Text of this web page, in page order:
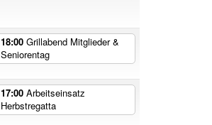
18:00 Grillabend Mitglieder &
Seniorentag
17:00 Arbeitseinsatz
Herbstregatta